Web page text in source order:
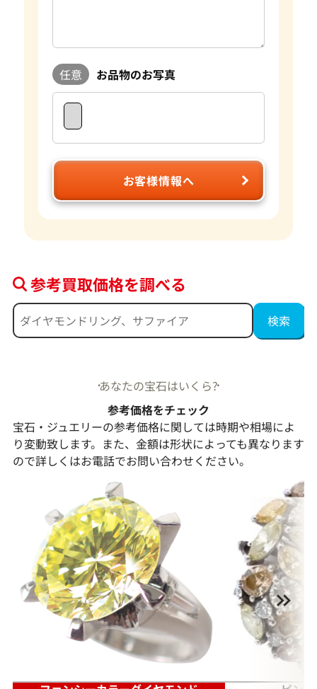
任意 お品物のお写真
お客様情報へ
参考買取価格を調べる
あなたの宝石はいくら?
参考価格をチェック
宝石・ジュエリーの参考価格に関しては時期や相場によ
り変動致します。また、金額は形状によっても異なります
ので詳しくはお電話でお問い合わせください。